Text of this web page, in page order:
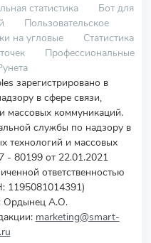
статистика
Бот для
Пользовательское
на угловые
Статистика
Профессиональные
зарегистрировано в
в сфере связи,
массовых коммуникаций.
службы по надзору в
технологий и массовых
80199 от 22.01.2021
ответственностью
1195081014391)
Ордынец А.О.
marketing@smart-